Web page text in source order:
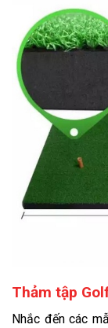
Thảm tập
Nhắc đến các